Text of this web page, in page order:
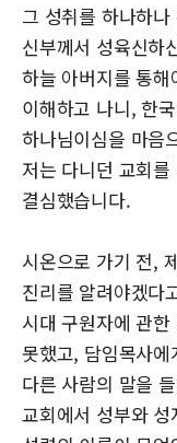
그 성취를 하나하
신부께서 성육신하
하늘 아버지를 통
이해하고 나니, 한
하나님이심을 마음
저는 다니던 교회
결심했습니다.
시온으로 가기 전,
진리를 알려야겠다
시대 구원자에 관
못했고, 담임목사
다른 사람의 말을
교회에서 성부와